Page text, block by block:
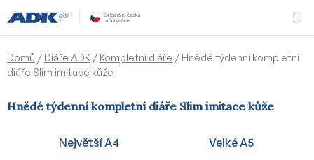
na
obsah
KOŠÍK
Domů / Diáře ADK / Kompletní diáře / Hnědé týdenní kompletní
diáře Slim imitace kůže
Hnědé týdenní kompletní diáře Slim imitace kůže
Největší A4 Velké A5